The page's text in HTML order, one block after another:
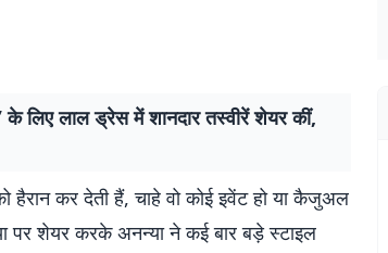
के लिए लाल ड्रेस में शानदार तस्वीरें शेयर कीं,
कर देती हैं, चाहे वो कोई इवेंट हो या कैजुअल
पर शेयर करके अनन्या ने कई बार बड़े स्टाइल